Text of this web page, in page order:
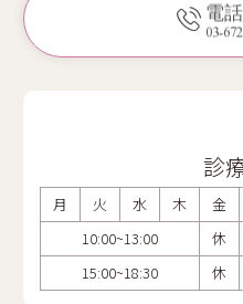
電
03-
診
月 火 水 木 金
10:00~13:00
休
15:00~18:30
休